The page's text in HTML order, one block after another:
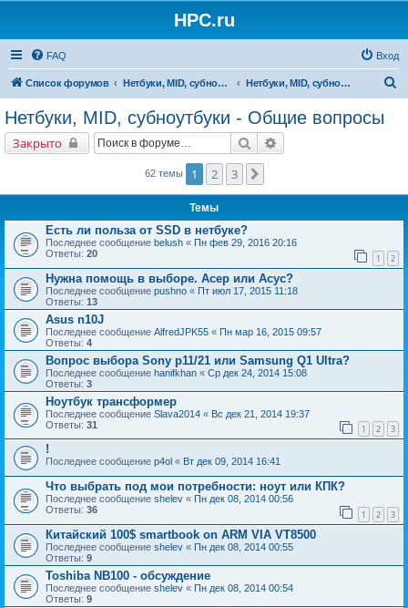
HPC.ru
FAQ Вход
Список форумов Нетбуки, MID, субноутбуки Нетбуки, MID, субноутбуки - Общие вопросы
Нетбуки, MID, субноутбуки - Общие вопросы
Закрыто Поиск
62 темы 1 2 3
Темы
Есть ли польза от SSD в нетбуке?
Последнее сообщение belush « Пн фев 29, 2016 20:16
Ответы: 20 1 2
Нужна помощь в выборе. Асер или Асус?
Последнее сообщение pushno « Пт июл 17, 2015 11:18
Ответы: 13
Asus n10J
Последнее сообщение AlfredJPK55 « Пн мар 16, 2015 09:57
Ответы: 4
Вопрос выбора Sony p11/21 или Samsung Q1 Ultra?
Последнее сообщение hanifkhan « Ср дек 24, 2014 15:08
Ответы: 3
Ноутбук трансформер
Последнее сообщение Slava2014 « Вс дек 21, 2014 19:37
Ответы: 31 1 2 3
!
Последнее сообщение p4ol « Вт дек 09, 2014 16:41
Что выбрать под мои потребности: ноут или КПК?
Последнее сообщение shelev « Пн дек 08, 2014 00:56
Ответы: 36 1 2 3
Китайский 100$ smartbook on ARM VIA VT8500
Последнее сообщение shelev « Пн дек 08, 2014 00:55
Ответы: 9
Toshiba NB100 - обсуждение
Последнее сообщение shelev « Пн дек 08, 2014 00:54
Ответы: 9